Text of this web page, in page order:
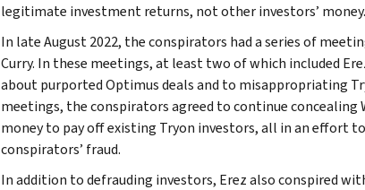
legitimate investment returns, not other investors’ money.
In late August 2022, the conspirators had a series of
Curry. In these meetings, at least two of which included
about purported Optimus deals and to misappropriating
meetings, the conspirators agreed to continue
money to pay off existing Tryon investors, all in an effort
conspirators’ fraud.
In addition to defrauding investors, Erez also conspired